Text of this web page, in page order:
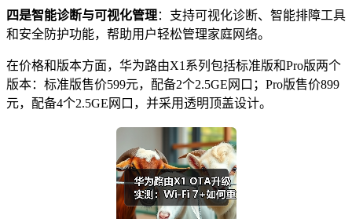
四是智能诊断与可视化管理：支持可视化诊断、智能排障工具
和安全防护功能，帮助用户轻松管理家庭网络。
在价格和版本方面，华为路由X1系列包括标准版和Pro版两个
版本：标准版售价599元，配备2个2.5GE网口；Pro版售价899
元，配备4个2.5GE网口，并采用透明顶盖设计。